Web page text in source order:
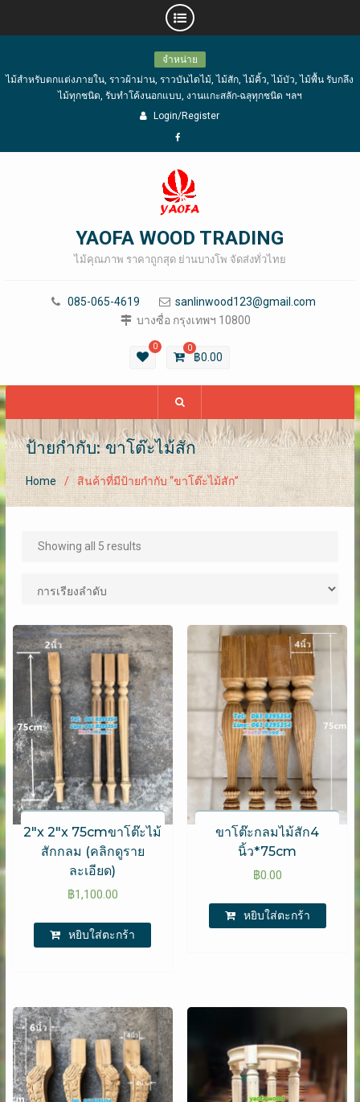
content
จำหน่าย
ไม้สำหรับตกแต่งภายใน, ราวผ้าม่าน, ราวบันไดไม้, ไม้สัก, ไม้คิ้ว, ไม้บัว, ไม้พื้น รับกลึง
ไม้ทุกชนิด, รับทำโค้งนอกแบบ, งานแกะสลัก-ฉลุทุกชนิด ฯลฯ
Login/Register
Facebook
YAOFA WOOD TRADING
ไม้คุณภาพ ราคาถูกสุด ย่านบางโพ จัดส่งทั่วไทย
085-065-4619
sanlinwood123@gmail.com
บางซื่อ กรุงเทพฯ 10800
0 0
฿0.00
ป้ายกำกับ: ขาโต๊ะไม้สัก
Home สินค้าที่มีป้ายกำกับ “ขาโต๊ะไม้สัก”
Showing all 5 results
2″x 2″x 75cmขาโต๊ะไม้
สักกลม (คลิกดูราย
ละเอียด)
฿1,100.00
หยิบใส่ตะกร้า
ขาโต๊ะกลมไม้สัก4
นิ้ว*75cm
฿0.00
หยิบใส่ตะกร้า